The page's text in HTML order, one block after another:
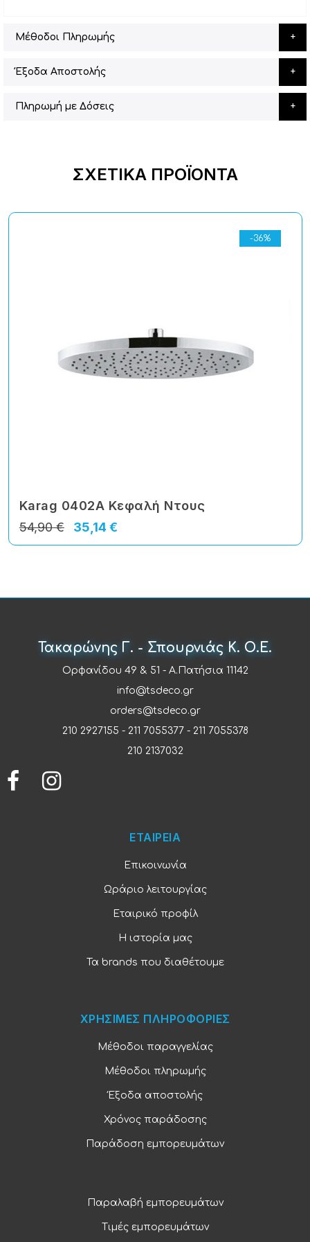
Μέθοδοι Πληρωμής
Έξοδα Αποστολής
Πληρωμή με Δόσεις
ΣΧΕΤΙΚΆ ΠΡΟΪΌΝΤΑ
-36%
Karag 0402A Κεφαλή Ντους
35,14 €
54,90 €
Τακαρώνης Γ. - Σπουρνιάς Κ. Ο.Ε.
Ορφανίδου 49 & 51 - Α.Πατήσια 11142
info@tsdeco.gr
orders@tsdeco.gr
210 2927155 - 211 7055377- 211 7055378
210 2137032
ΕΤΑΙΡΕΙΑ
Επικοινωνία
Ωράριο λειτουργίας
Εταιρικό προφίλ
Η ιστορία μας
Τα brands που διαθέτουμε
ΧΡΗΣΙΜΕΣ ΠΛΗΡΟΦΟΡΙΕΣ
Μέθοδοι παραγγελίας
Μέθοδοι πληρωμής
Έξοδα αποστολής
Χρόνος παράδοσης
Παράδοση εμπορευμάτων
Παραλαβή εμπορευμάτων
Τιμές εμπορευμάτων